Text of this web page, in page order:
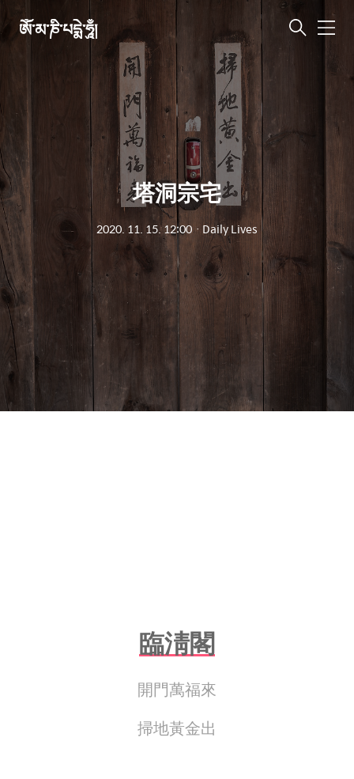
ཨོཾ་མ་ཎི་པདྨེ་ཧཱུྃ། 메
塔洞宗宅
2020. 11. 15. 12:00ㆍ Daily Lives
臨淸閣
開門萬福來
掃地黃金出